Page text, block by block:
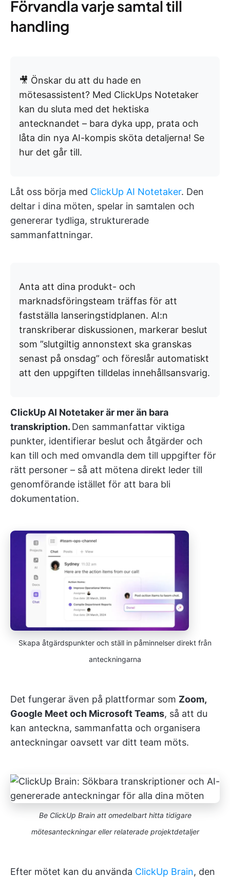
Förvandla varje samtal till
handling
🎥 Önskar du att du hade en
mötesassistent? Med ClickUps Notetaker
kan du sluta med det hektiska
antecknandet – bara dyka upp, prata och
låta din nya AI-kompis sköta detaljerna! Se
hur det går till.
Låt oss börja med ClickUp AI Notetaker. Den
deltar i dina möten, spelar in samtalen och
genererar tydliga, strukturerade
sammanfattningar.
Anta att dina produkt- och
marknadsföringsteam träffas för att
fastställa lanseringstidplanen. AI:n
transkriberar diskussionen, markerar beslut
som ”slutgiltig annonstext ska granskas
senast på onsdag” och föreslår automatiskt
att den uppgiften tilldelas innehållsansvarig.
ClickUp AI Notetaker är mer än bara
transkription. Den sammanfattar viktiga
punkter, identifierar beslut och åtgärder och
kan till och med omvandla dem till uppgifter för
rätt personer – så att mötena direkt leder till
genomförande istället för att bara bli
dokumentation.
Skapa åtgärdspunkter och ställ in påminnelser direkt från
anteckningarna
Det fungerar även på plattformar som Zoom,
Google Meet och Microsoft Teams, så att du
kan anteckna, sammanfatta och organisera
anteckningar oavsett var ditt team möts.
Be ClickUp Brain att omedelbart hitta tidigare
mötesanteckningar eller relaterade projektdetaljer
Efter mötet kan du använda ClickUp Brain, den